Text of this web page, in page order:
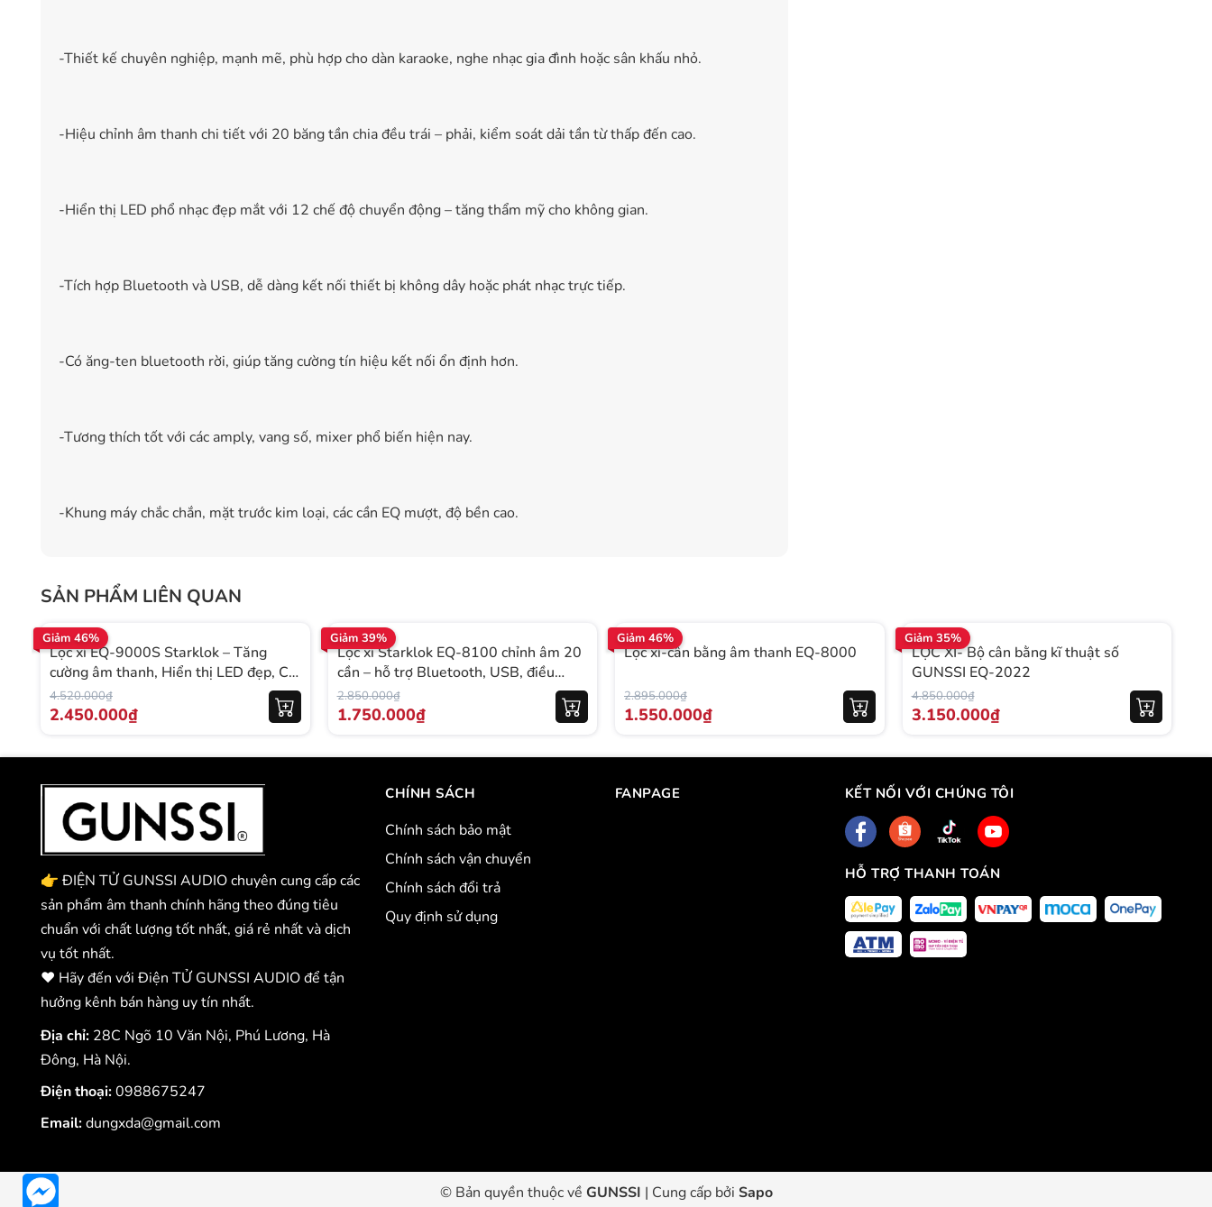
-Thiết kế chuyên nghiệp, mạnh mẽ, phù hợp cho dàn karaoke, nghe nhạc gia đình hoặc sân khấu nhỏ.
-Hiệu chỉnh âm thanh chi tiết với 20 băng tần chia đều trái – phải, kiểm soát dải tần từ thấp đến cao.
-Hiển thị LED phổ nhạc đẹp mắt với 12 chế độ chuyển động – tăng thẩm mỹ cho không gian.
-Tích hợp Bluetooth và USB, dễ dàng kết nối thiết bị không dây hoặc phát nhạc trực tiếp.
-Có ăng-ten bluetooth rời, giúp tăng cường tín hiệu kết nối ổn định hơn.
-Tương thích tốt với các amply, vang số, mixer phổ biến hiện nay.
-Khung máy chắc chắn, mặt trước kim loại, các cần EQ mượt, độ bền cao.
SẢN PHẨM LIÊN QUAN
Giảm 46%
Lọc xì EQ-9000S Starklok – Tăng
cường âm thanh, Hiển thị LED đẹp, Có
USB, Điều khiển từ xa
4.520.000₫
2.450.000₫
Giảm 39%
Lọc xì Starklok EQ-8100 chỉnh âm 20
cần – hỗ trợ Bluetooth, USB, điều
khiển từ xa tiện lợi
2.850.000₫
1.750.000₫
Giảm 46%
Lọc xì-cân bằng âm thanh EQ-8000
2.895.000₫
1.550.000₫
Giảm 35%
LỌC XÌ- Bộ cân bằng kĩ thuật số
GUNSSI EQ-2022
4.850.000₫
3.150.000₫
👉 ĐIỆN TỬ GUNSSI AUDIO chuyên cung cấp các
sản phẩm âm thanh chính hãng theo đúng tiêu
chuẩn với chất lượng tốt nhất, giá rẻ nhất và dịch
vụ tốt nhất.
❤️ Hãy đến với Điện TỬ GUNSSI AUDIO để tận
hưởng kênh bán hàng uy tín nhất.
Địa chỉ: 28C Ngõ 10 Văn Nội, Phú Lương, Hà
Đông, Hà Nội.
Điện thoại:0988675247
Email:dungxda@gmail.com
CHÍNH SÁCH
Chính sách bảo mật
Chính sách vận chuyển
Chính sách đổi trả
Quy định sử dụng
FANPAGE KẾT NỐI VỚI CHÚNG TÔI
HỖ TRỢ THANH TOÁN
© Bản quyền thuộc về GUNSSI | Cung cấp bởi Sapo